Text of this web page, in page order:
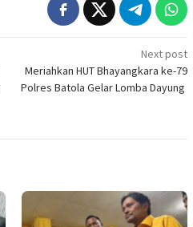
Next post
Meriahkan HUT Bhayangkara ke-79
Polres Batola Gelar Lomba Dayung